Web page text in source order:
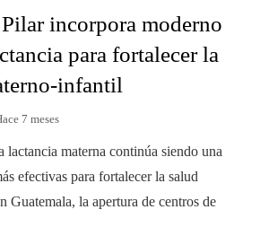
incorpora moderno
para fortalecer la
infantil
7 meses
lactancia materna continúa siendo una
efectivas para fortalecer la salud
Guatemala, la apertura de centros de